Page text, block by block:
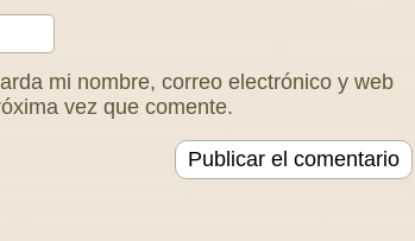
mi nombre, correo electrónico y web
vez que comente.